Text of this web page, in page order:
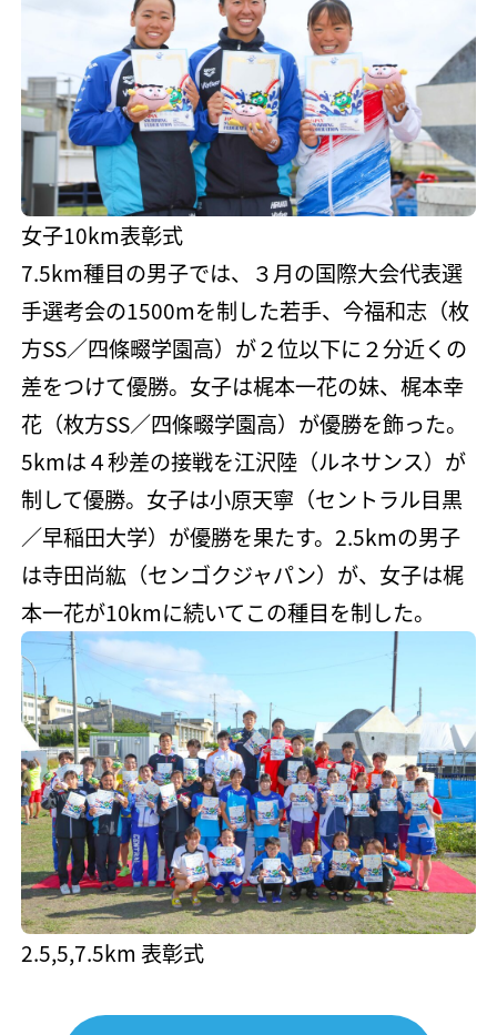
女子10km表彰式
7.5km種目の男子では、３月の国際大会代表選
手選考会の1500mを制した若手、今福和志（枚
方SS／四條畷学園高）が２位以下に２分近くの
差をつけて優勝。女子は梶本一花の妹、梶本幸
花（枚方SS／四條畷学園高）が優勝を飾った。
5kmは４秒差の接戦を江沢陸（ルネサンス）が
制して優勝。女子は小原天寧（セントラル目黒
／早稲田大学）が優勝を果たす。2.5kmの男子
は寺田尚紘（センゴクジャパン）が、女子は梶
本一花が10kmに続いてこの種目を制した。
2.5,5,7.5km 表彰式